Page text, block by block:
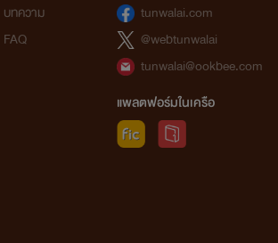
บทความ
FAQ
tunwalai.com
@webtunwalai
tunwalai@ookbee.com
แพลตฟอร์มในเครือ